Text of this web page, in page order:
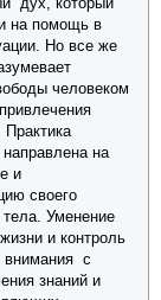
на помощь в
Но все же
человеком
на
и
своего
тела. Уменение
и контроль
внимания с
знаний и